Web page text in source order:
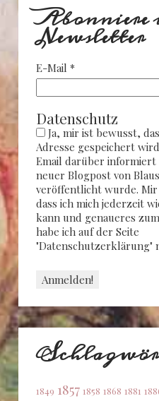
Abonniere
Newsletter
E-Mail *
Datenschutz
Ja, mir ist bewusst,
Adresse gespeichert
Email darüber
neuer Blogpost von
veröffentlicht wurde.
dass ich mich jederzeit
kann und genaueres
habe ich auf der Seite
"Datenschutzerklärung"
1849 1857 1858 1868 1881